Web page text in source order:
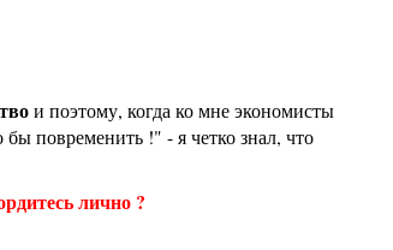
и поэтому, когда ко мне экономисты
повременить !" - я четко знал, что
лично ?